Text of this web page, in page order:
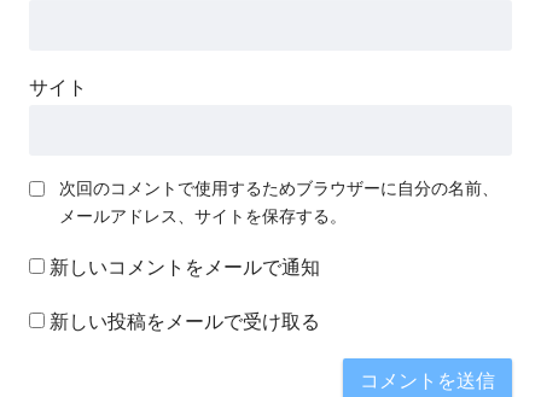
サイト
次回のコメントで使用するためブラウザーに自分の名前、
メールアドレス、サイトを保存する。
新しいコメントをメールで通知
新しい投稿をメールで受け取る